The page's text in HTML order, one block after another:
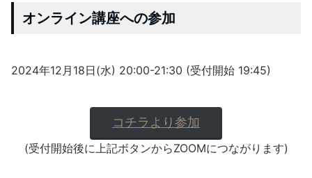
オンライン講座への参加
2024年12月18日(水) 20:00-21:30 (受付開始 19:45)
コチラより参加
(受付開始後に上記ボタンからZOOMにつながります)